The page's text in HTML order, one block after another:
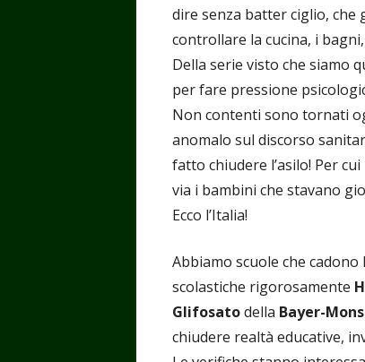
dire senza batter ciglio, che
controllare la cucina, i bagni,
Della serie visto che siamo
per fare pressione
Non contenti sono tornati
anomalo sul discorso
fatto chiudere l’asilo! Per
via i bambini che stavano
Ecco l’Italia!
Abbiamo scuole che
scolastiche rigorosamente
Glifosatodella Bayer-
chiudere realtà educative,